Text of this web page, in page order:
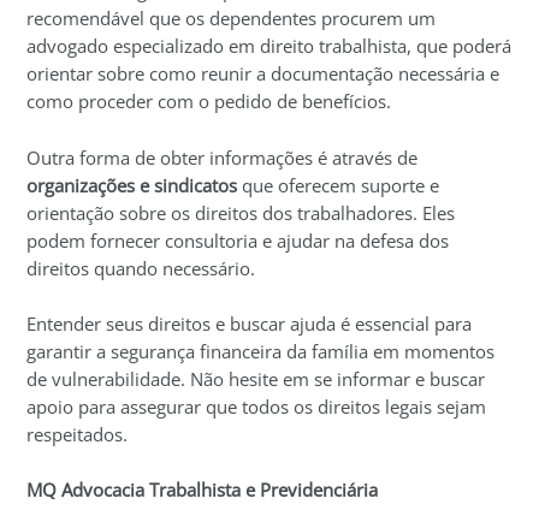
recomendável que os dependentes procurem um
advogado especializado em direito trabalhista, que poderá
orientar sobre como reunir a documentação necessária e
como proceder com o pedido de benefícios.
Outra forma de obter informações é através de
organizações e sindicatos que oferecem suporte e
orientação sobre os direitos dos trabalhadores. Eles
podem fornecer consultoria e ajudar na defesa dos
direitos quando necessário.
Entender seus direitos e buscar ajuda é essencial para
garantir a segurança financeira da família em momentos
de vulnerabilidade. Não hesite em se informar e buscar
apoio para assegurar que todos os direitos legais sejam
respeitados.
MQ Advocacia Trabalhista e Previdenciária